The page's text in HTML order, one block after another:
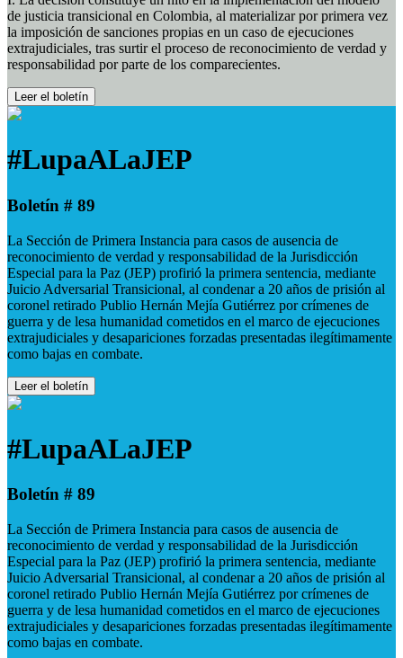
de justicia transicional en Colombia, al materializar por primera vez
la imposición de sanciones propias en un caso de ejecuciones
extrajudiciales, tras surtir el proceso de reconocimiento de verdad y
responsabilidad por parte de los comparecientes.
Leer el boletín
#LupaALaJEP
Boletín # 89
La Sección de Primera Instancia para casos de ausencia de
reconocimiento de verdad y responsabilidad de la Jurisdicción
Especial para la Paz (JEP) profirió la primera sentencia, mediante
Juicio Adversarial Transicional, al condenar a 20 años de prisión al
coronel retirado Publio Hernán Mejía Gutiérrez por crímenes de
guerra y de lesa humanidad cometidos en el marco de ejecuciones
extrajudiciales y desapariciones forzadas presentadas ilegítimamente
como bajas en combate.
Leer el boletín
#LupaALaJEP
Boletín # 89
La Sección de Primera Instancia para casos de ausencia de
reconocimiento de verdad y responsabilidad de la Jurisdicción
Especial para la Paz (JEP) profirió la primera sentencia, mediante
Juicio Adversarial Transicional, al condenar a 20 años de prisión al
coronel retirado Publio Hernán Mejía Gutiérrez por crímenes de
guerra y de lesa humanidad cometidos en el marco de ejecuciones
extrajudiciales y desapariciones forzadas presentadas ilegítimamente
como bajas en combate.